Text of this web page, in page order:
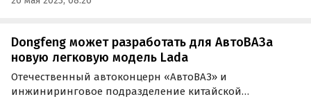
Dongfeng может разработать для АвтоВАЗа
новую легковую модель Lada
Отечественный автоконцерн «АвтоВАЗ» и
инжиниринговое подразделение китайской